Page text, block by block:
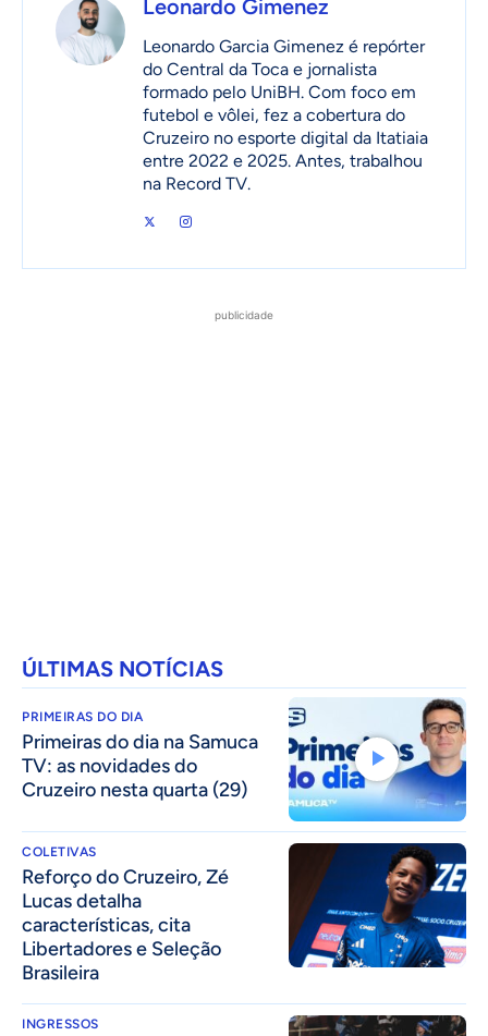
Leonardo Gimenez
Leonardo Garcia Gimenez é repórter
do Central da Toca e jornalista
formado pelo UniBH. Com foco em
futebol e vôlei, fez a cobertura do
Cruzeiro no esporte digital da Itatiaia
entre 2022 e 2025. Antes, trabalhou
na Record TV.
publicidade
ÚLTIMAS NOTÍCIAS
PRIMEIRAS DO DIA
Primeiras do dia na Samuca
TV: as novidades do
Cruzeiro nesta quarta (29)
COLETIVAS
⁠Reforço do Cruzeiro, Zé
Lucas detalha
características, cita
Libertadores e Seleção
Brasileira
INGRESSOS